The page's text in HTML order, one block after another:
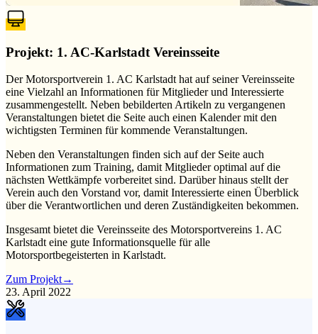
Projekt: 1. AC-Karlstadt Vereinsseite
Der Motorsportverein 1. AC Karlstadt hat auf seiner Vereinsseite
eine Vielzahl an Informationen für Mitglieder und Interessierte
zusammengestellt. Neben bebilderten Artikeln zu vergangenen
Veranstaltungen bietet die Seite auch einen Kalender mit den
wichtigsten Terminen für kommende Veranstaltungen.
Neben den Veranstaltungen finden sich auf der Seite auch
Informationen zum Training, damit Mitglieder optimal auf die
nächsten Wettkämpfe vorbereitet sind. Darüber hinaus stellt der
Verein auch den Vorstand vor, damit Interessierte einen Überblick
über die Verantwortlichen und deren Zuständigkeiten bekommen.
Insgesamt bietet die Vereinsseite des Motorsportvereins 1. AC
Karlstadt eine gute Informationsquelle für alle
Motorsportbegeisterten in Karlstadt.
Zum Projekt→
23. April 2022